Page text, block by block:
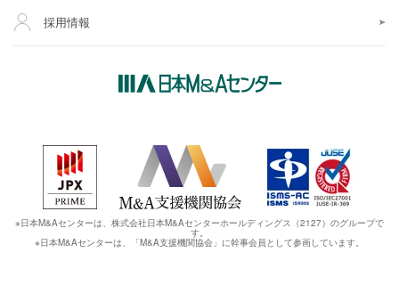
採用情報
※日本M&Aセンターは、株式会社日本M&Aセンターホールディングス（2127）のグループで
す。
※日本M&Aセンターは、「M&A支援機関協会」に幹事会員として参画しています。